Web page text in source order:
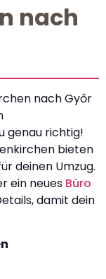
nach
nach Győr
genau richtig!
bieten
deinen Umzug.
ein neues Büro
damit dein